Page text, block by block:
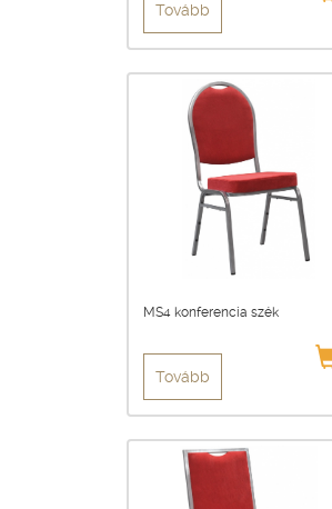
Tovább
MS4 konferencia szék
Tovább